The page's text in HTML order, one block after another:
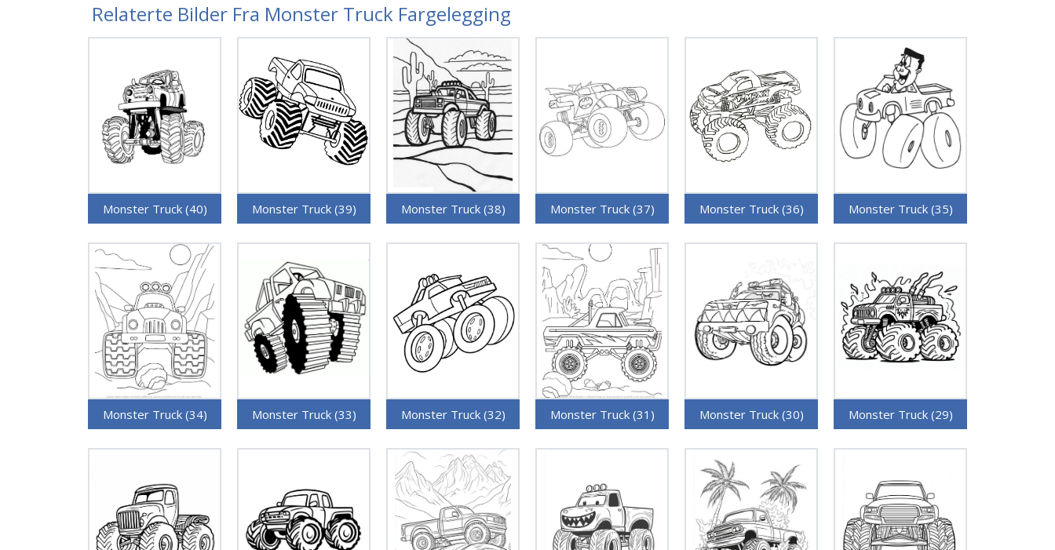
Relaterte Bilder Fra Monster Truck Fargelegging
Monster Truck (40) Monster Truck (39) Monster Truck (38) Monster Truck (37) Monster Truck (36) Monster Truck (35)
Monster Truck (34) Monster Truck (33) Monster Truck (32) Monster Truck (31) Monster Truck (30) Monster Truck (29)